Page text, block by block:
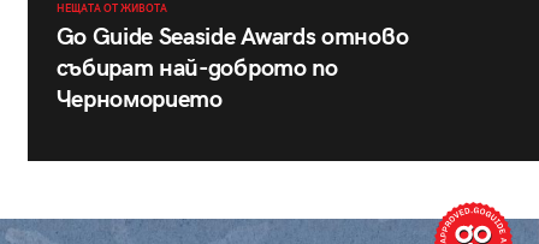
НЕЩАТА ОТ ЖИВОТА
Go Guide Seaside Awards отново
събират най-доброто по
Черноморието